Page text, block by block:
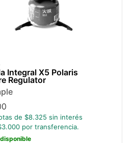
Integral X5 Polaris
Regulator
de $8.325 sin interés
3.000 por transferencia.